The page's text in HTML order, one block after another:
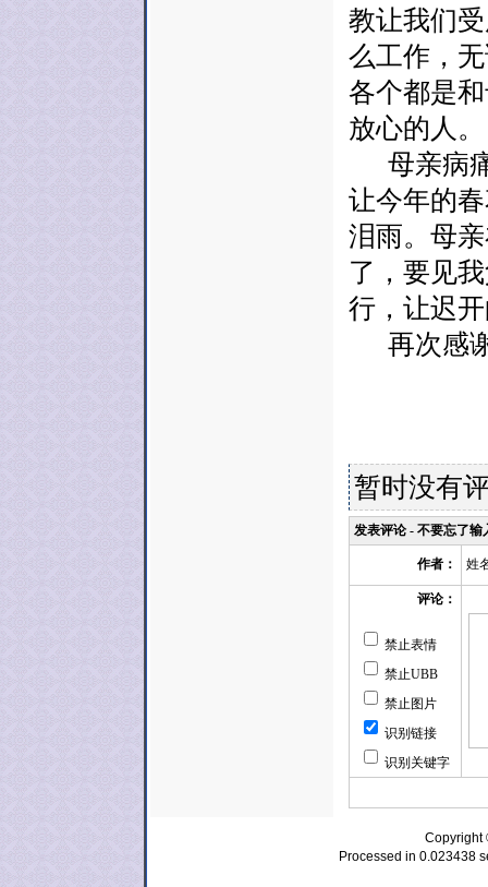
教让我们
么工作，
各个都是
放心的人。
母亲病痛
让今年的
泪雨。母
了，要见
行，让迟
再次感
暂时没有
发表评论 - 不要忘了输
作者： 姓
评论：
禁止表情
禁止UBB
禁止图片
识别链接
识别关键字
Processed in 0.023438